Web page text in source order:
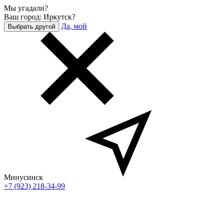
Мы угадали?
Ваш город: Иркутск?
Выбрать другой Да, мой
Минусинск
+7 (923) 218-34-99